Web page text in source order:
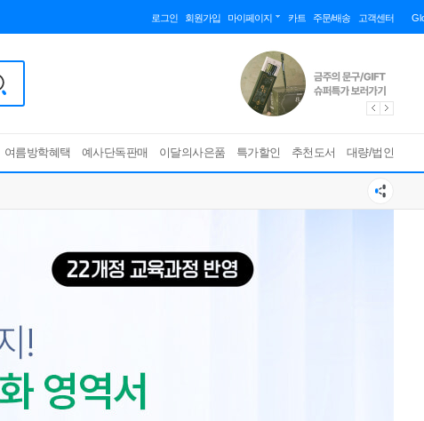
로그인 회원가입 마이페이지 카트 주문/배송 고객센터
여름방학혜택 예사단독판매 이달의사은품 특가할인 추천도서 대량/법인